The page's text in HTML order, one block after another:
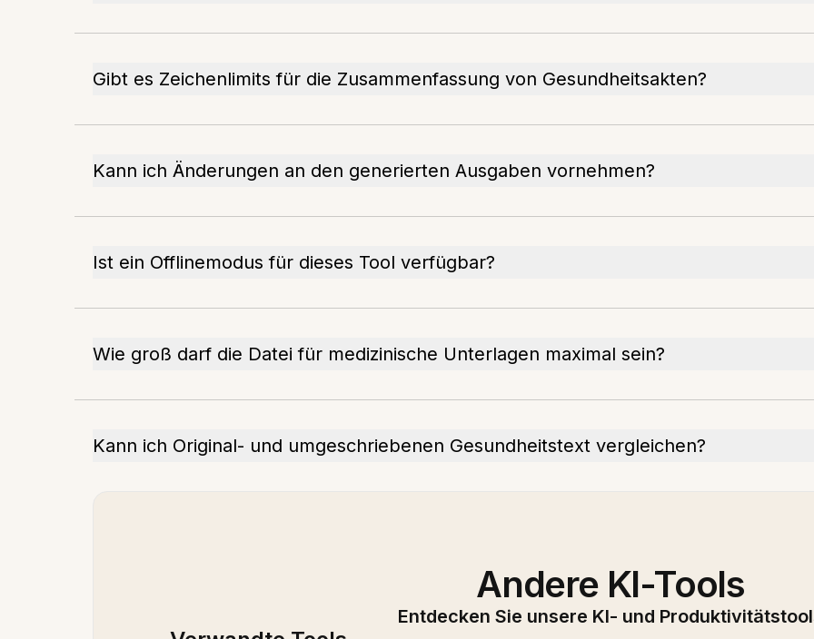
Gibt es Zeichenlimits für die Zusammenfassung von Gesundheitsakten?
Kann ich Änderungen an den generierten Ausgaben vornehmen?
Ist ein Offlinemodus für dieses Tool verfügbar?
Wie groß darf die Datei für medizinische Unterlagen maximal sein?
Kann ich Original- und umgeschriebenen Gesundheitstext vergleichen?
Andere KI-Tools
Entdecken Sie unsere KI- und